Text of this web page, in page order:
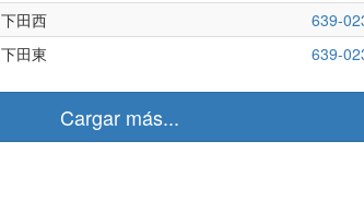
下田西
639-
下田東 639-
Cargar más...